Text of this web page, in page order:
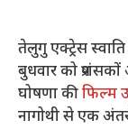
तेलुगु एक्ट्रेस
बुधवार को
घोषणा कीफिल्म
नागोथी से एक